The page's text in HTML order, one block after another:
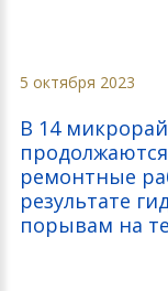
5 октября 2023
В 14
ремонтные
результате
порывам на